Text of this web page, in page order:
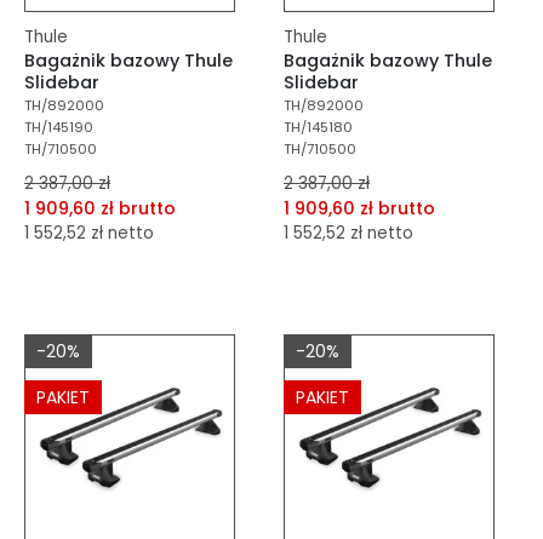
Thule
Bagażnik bazowy Thule
Slidebar
TH/892000
TH/145190
TH/710500
2 387,00 zł
1 909,60 zł brutto
1 552,52 zł netto
Do koszyka
Thule
Bagażnik bazowy Thule
Slidebar
TH/892000
TH/145180
TH/710500
2 387,00 zł
1 909,60 zł brutto
1 552,52 zł netto
Do koszyka
-20%
PAKIET
-20%
PAKIET